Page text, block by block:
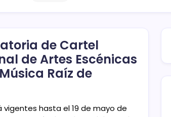
de Cartel
de Artes Escénicas
Raíz de
hasta el 19 de mayo de